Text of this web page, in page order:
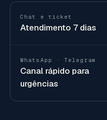
Chat e ticket
Atendimento 7 dias
WhatsApp · Telegram
Canal rápido para
urgências